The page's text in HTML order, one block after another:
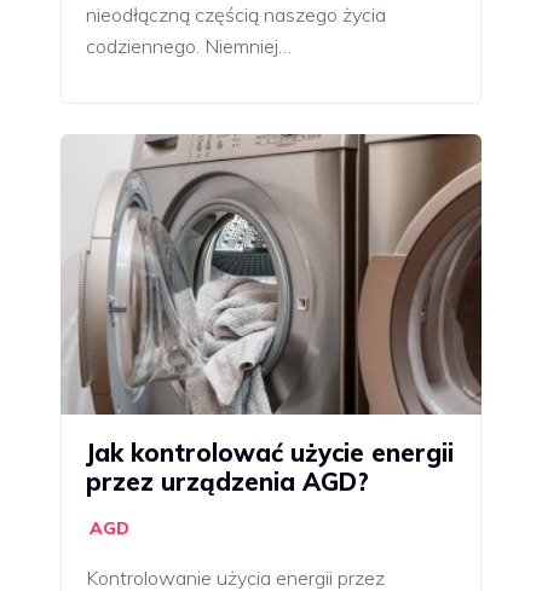
nieodłączną częścią naszego życia
codziennego. Niemniej…
Jak kontrolować użycie energii
przez urządzenia AGD?
AGD
Kontrolowanie użycia energii przez